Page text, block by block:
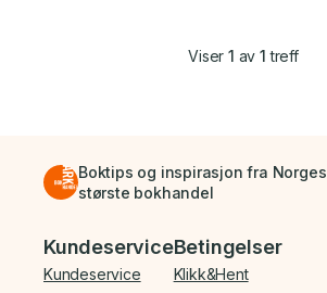
Viser1 av 1 treff
Boktips og inspirasjon fra Norges
største bokhandel
Bunnmeny
Kundeservice
Kundeservice
Betingelser
Klikk&Hent